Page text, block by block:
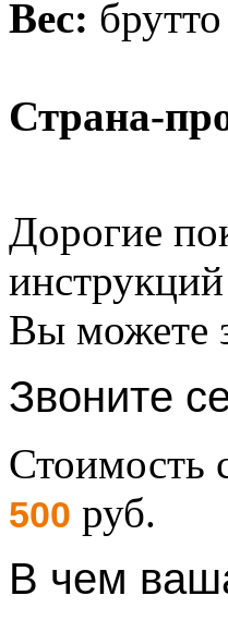
Вес:
Страна-
Дорогие
Вы можете
Звоните
500 руб.
В чем